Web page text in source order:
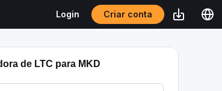
Login Criar conta
de LTC para MKD